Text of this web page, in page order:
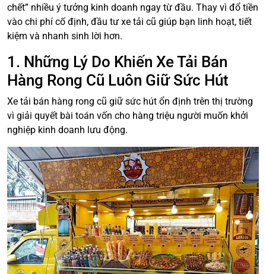
chết” nhiều ý tưởng kinh doanh ngay từ đầu. Thay vì đổ tiền
vào chi phí cố định, đầu tư xe tải cũ giúp bạn linh hoạt, tiết
kiệm và nhanh sinh lời hơn.
1. Những Lý Do Khiến Xe Tải Bán
Hàng Rong Cũ Luôn Giữ Sức Hút
Xe tải bán hàng rong cũ giữ sức hút ổn định trên thị trường
vì giải quyết bài toán vốn cho hàng triệu người muốn khởi
nghiệp kinh doanh lưu động.